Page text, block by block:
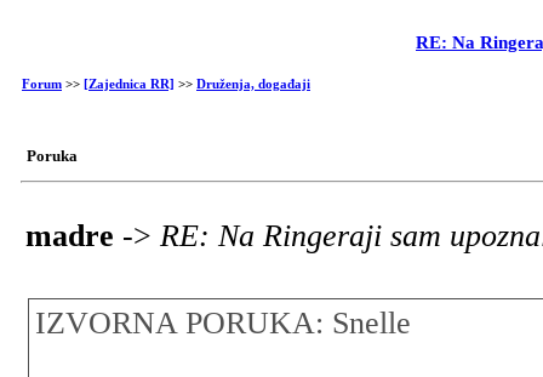
RE: Na
Forum >> [Zajednica RR] >> Druženja, događaji
Poruka
madre -> RE: Na Ringeraji sam
IZVORNA PORUKA: Snelle